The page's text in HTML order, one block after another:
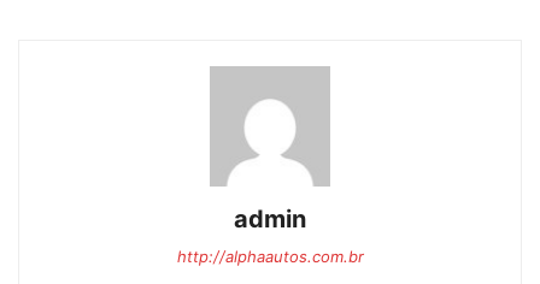
admin
http://alphaautos.com.br